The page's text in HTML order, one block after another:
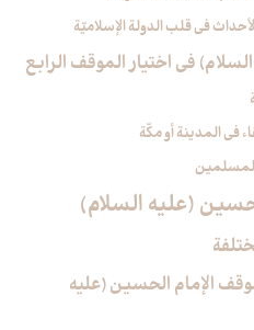
في قلب الدولة الإسلاميّة
في اختيار الموقف الرابع
في المدينة أو مكّة
المسلمين
الإمام الحسين (عليه